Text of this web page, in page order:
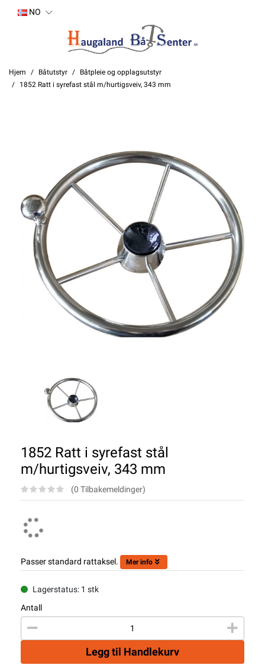
NO
Hjem Båtutstyr
Båtpleie og opplagsutstyr
1852 Ratt i syrefast stål m/hurtigsveiv, 343 mm
1852 Ratt i syrefast stål
m/hurtigsveiv, 343 mm
(0 Tilbakemeldinger)
Passer standard rattaksel. Mer info
Lagerstatus: 1 stk
Antall
Legg til Handlekurv